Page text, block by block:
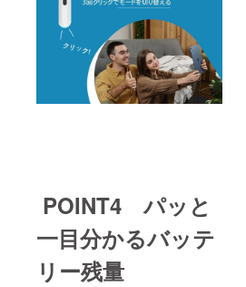
POINT4 パッと
一目分かるバッテ
リー残量